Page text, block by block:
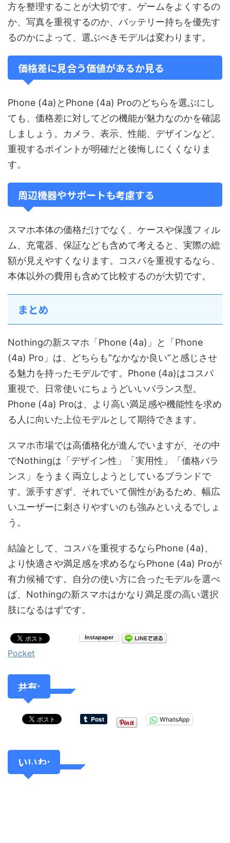
方を整理することが大切です。ゲームをよくするの
か、写真を重視するのか、バッテリー持ちを優先す
るのかによって、選ぶべきモデルは変わります。
価格差に見合う価値があるか見る
Phone (4a)とPhone (4a) Proのどちらを選ぶにし
ても、価格差に対してどの機能が魅力なのかを確認
しましょう。カメラ、表示、性能、デザインなど、
重視するポイントが明確だと後悔しにくくなりま
す。
周辺機器やサポートも考慮する
スマホ本体の価格だけでなく、ケースや保護フィル
ム、充電器、保証なども含めて考えると、実際の総
額が見えやすくなります。コスパを重視するなら、
本体以外の費用も含めて比較するのが大切です。
まとめ
Nothingの新スマホ「Phone (4a)」と「Phone
(4a) Pro」は、どちらも“なかなか良い”と感じさせ
る魅力を持ったモデルです。Phone (4a)はコスパ
重視で、日常使いにちょうどいいバランス型。
Phone (4a) Proは、より高い満足感や機能性を求め
る人に向いた上位モデルとして期待できます。
スマホ市場では高価格化が進んでいますが、その中
でNothingは「デザイン性」「実用性」「価格バラ
ンス」をうまく両立しようとしているブランドで
す。派手すぎず、それでいて個性があるため、幅広
いユーザーに刺さりやすいのも強みといえるでしょ
う。
結論として、コスパを重視するならPhone (4a)、
より快適さや満足感を求めるならPhone (4a) Proが
有力候補です。自分の使い方に合ったモデルを選べ
ば、Nothingの新スマホはかなり満足度の高い選択
肢になるはずです。
Pocket
共有:
WhatsApp
いいね: